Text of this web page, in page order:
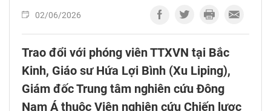
02/06/2026
Trao đổi với phóng viên TTXVN tại Bắc
Kinh, Giáo sư Hứa Lợi Bình (Xu Liping),
Giám đốc Trung tâm nghiên cứu Đông
Nam Á thuộc Viện nghiên cứu Chiến lược